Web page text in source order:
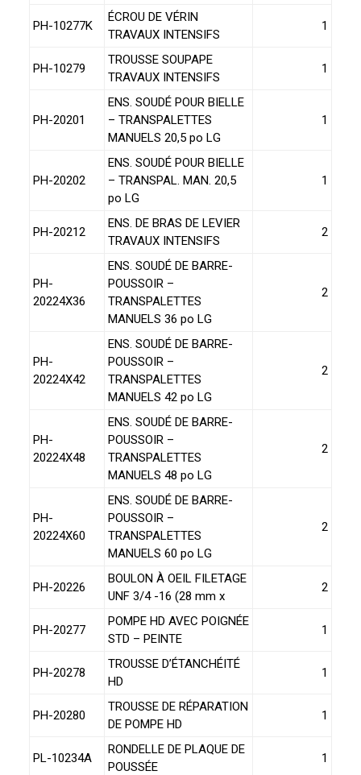
PH-10277K
ÉCROU DE VÉRIN
TRAVAUX INTENSIFS
1
PH-10279
TROUSSE SOUPAPE
TRAVAUX INTENSIFS
1
PH-20201
ENS. SOUDÉ POUR BIELLE
– TRANSPALETTES
MANUELS 20,5 po LG
1
PH-20202
ENS. SOUDÉ POUR BIELLE
– TRANSPAL. MAN. 20,5
po LG
1
PH-20212
ENS. DE BRAS DE LEVIER
TRAVAUX INTENSIFS
2
PH-
20224X36
ENS. SOUDÉ DE BARRE-
POUSSOIR –
TRANSPALETTES
MANUELS 36 po LG
2
PH-
20224X42
ENS. SOUDÉ DE BARRE-
POUSSOIR –
TRANSPALETTES
MANUELS 42 po LG
2
PH-
20224X48
ENS. SOUDÉ DE BARRE-
POUSSOIR –
TRANSPALETTES
MANUELS 48 po LG
2
PH-
20224X60
ENS. SOUDÉ DE BARRE-
POUSSOIR –
TRANSPALETTES
MANUELS 60 po LG
2
PH-20226
BOULON À OEIL FILETAGE
UNF 3/4 -16 (28 mm x
2
PH-20277
POMPE HD AVEC POIGNÉE
STD – PEINTE
1
PH-20278
TROUSSE D’ÉTANCHÉITÉ
HD
1
PH-20280
TROUSSE DE RÉPARATION
DE POMPE HD
1
PL-10234A
RONDELLE DE PLAQUE DE
POUSSÉE
1